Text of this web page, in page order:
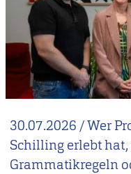
30.07.2026 /Wer
Schilling erlebt
Grammatikregeln